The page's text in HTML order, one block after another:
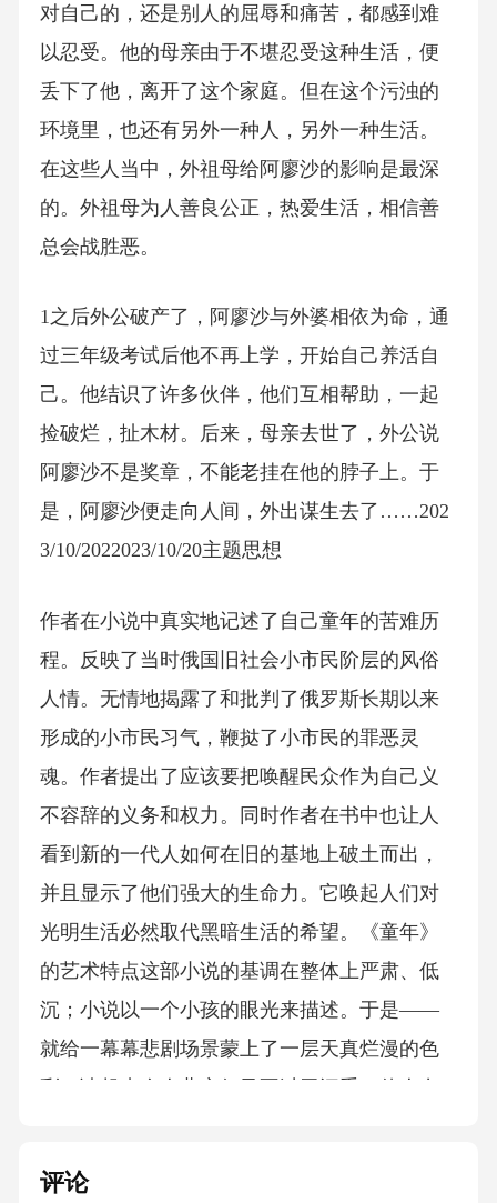
对自己的，还是别人的屈辱和痛苦，都感到难
以忍受。他的母亲由于不堪忍受这种生活，便
丢下了他，离开了这个家庭。但在这个污浊的
环境里，也还有另外一种人，另外一种生活。
在这些人当中，外祖母给阿廖沙的影响是最深
的。外祖母为人善良公正，热爱生活，相信善
总会战胜恶。
1之后外公破产了，阿廖沙与外婆相依为命，通
过三年级考试后他不再上学，开始自己养活自
己。他结识了许多伙伴，他们互相帮助，一起
捡破烂，扯木材。后来，母亲去世了，外公说
阿廖沙不是奖章，不能老挂在他的脖子上。于
是，阿廖沙便走向人间，外出谋生去了……202
3/10/2022023/10/20主题思想
作者在小说中真实地记述了自己童年的苦难历
程。反映了当时俄国旧社会小市民阶层的风俗
人情。无情地揭露了和批判了俄罗斯长期以来
形成的小市民习气，鞭挞了小市民的罪恶灵
魂。作者提出了应该要把唤醒民众作为自己义
不容辞的义务和权力。同时作者在书中也让人
看到新的一代人如何在旧的基地上破土而出，
并且显示了他们强大的生命力。它唤起人们对
光明生活必然取代黑暗生活的希望。《童年》
的艺术特点这部小说的基调在整体上严肃、低
沉；小说以一个小孩的眼光来描述。于是——
就给一幕幕悲剧场景蒙上了一层天真烂漫的色
无情中看到人性光芒，在悲剧的氛围中感受到
评论